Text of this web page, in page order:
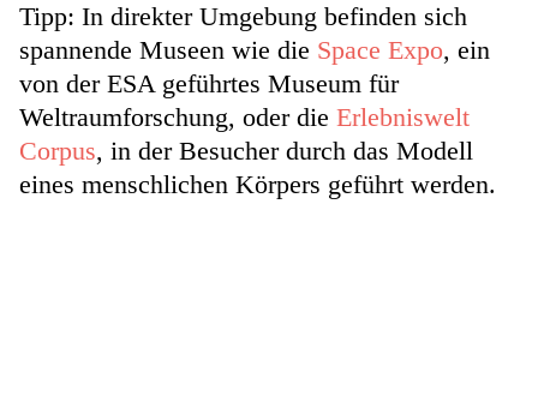
Tipp: In direkter Umgebung befinden sich
spannende Museen wie die Space Expo, ein
von der ESA geführtes Museum für
Weltraumforschung, oder die Erlebniswelt
Corpus, in der Besucher durch das Modell
eines menschlichen Körpers geführt werden.